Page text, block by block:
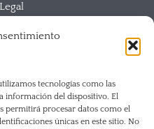
tecnologías como las
información del dispositivo. El
permitirá procesar datos como el
únicas en este sitio. No
(UE)